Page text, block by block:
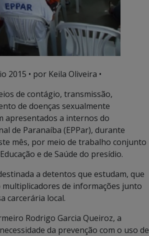
2015 • por Keila Oliveira •
de contágio, transmissão,
de doenças sexualmente
apresentados a internos do
de Paranaíba (EPPar), durante
mês, por meio de trabalho conjunto
e de Saúde do presídio.
a detentos que estudam, que
de informações junto
carcerária local.
Rodrigo Garcia Queiroz, a
da prevenção com o uso de